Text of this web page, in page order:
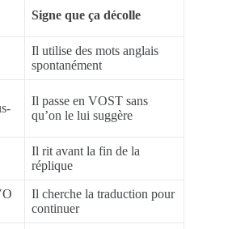
Signe que ça décolle
Il utilise des mots anglais
spontanément
Il passe en VOST sans
qu’on le lui suggère
Il rit avant la fin de la
réplique
Il cherche la traduction pour
continuer